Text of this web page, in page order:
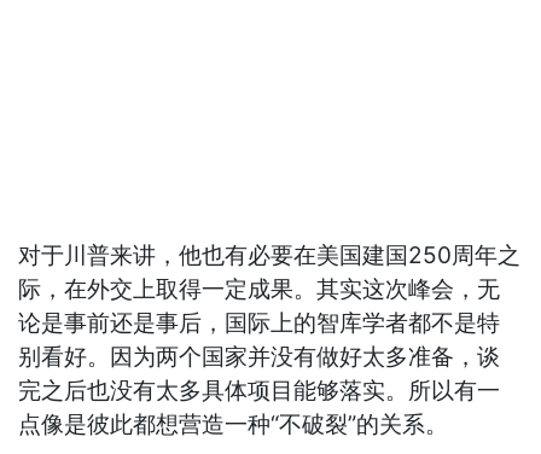
对于川普来讲，他也有必要在美国建国250周年之
际，在外交上取得一定成果。其实这次峰会，无
论是事前还是事后，国际上的智库学者都不是特
别看好。因为两个国家并没有做好太多准备，谈
完之后也没有太多具体项目能够落实。所以有一
点像是彼此都想营造一种“不破裂”的关系。